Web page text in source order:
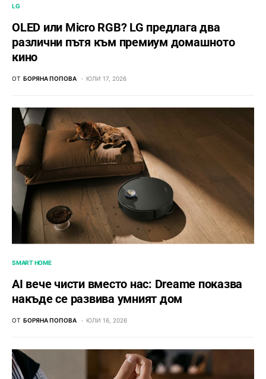
LG
OLED или Micro RGB? LG предлага два
различни пътя към премиум домашното
кино
ОТ БОРЯНА ПОПОВА ЮЛИ 17, 2026
SMART HOME
AI вече чисти вместо нас: Dreame показва
накъде се развива умният дом
ОТ БОРЯНА ПОПОВА ЮЛИ 16, 2026